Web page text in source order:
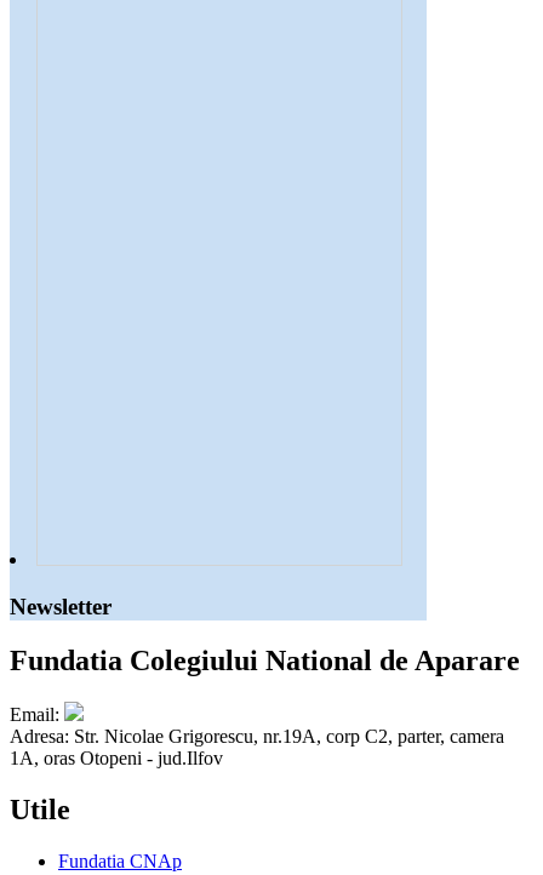
Newsletter
Fundatia Colegiului National de Aparare
Email:
Adresa: Str. Nicolae Grigorescu, nr.19A, corp C2, parter, camera
1A, oras Otopeni - jud.Ilfov
Utile
Fundatia CNAp